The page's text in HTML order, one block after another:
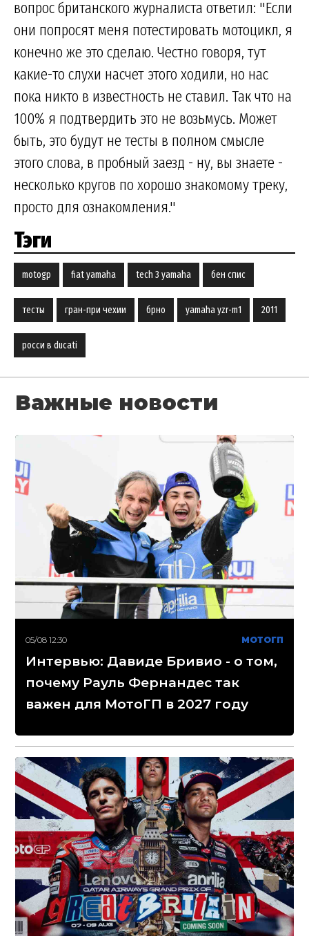
вопрос британского журналиста ответил: "Если
они попросят меня потестировать мотоцикл, я
конечно же это сделаю. Честно говоря, тут
какие-то слухи насчет этого ходили, но нас
пока никто в известность не ставил. Так что на
100% я подтвердить это не возьмусь. Может
быть, это будут не тесты в полном смысле
этого слова, в пробный заезд - ну, вы знаете -
несколько кругов по хорошо знакомому треку,
просто для ознакомления."
Тэги
motogp fiat yamaha tech 3 yamaha бен спис
тесты гран-при чехии брно yamaha yzr-m1 2011
росси в ducati
Важные новости
05/08 12:30 МОТОГП
Интервью: Давиде Бривио - о том,
почему Рауль Фернандес так
важен для МотоГП в 2027 году